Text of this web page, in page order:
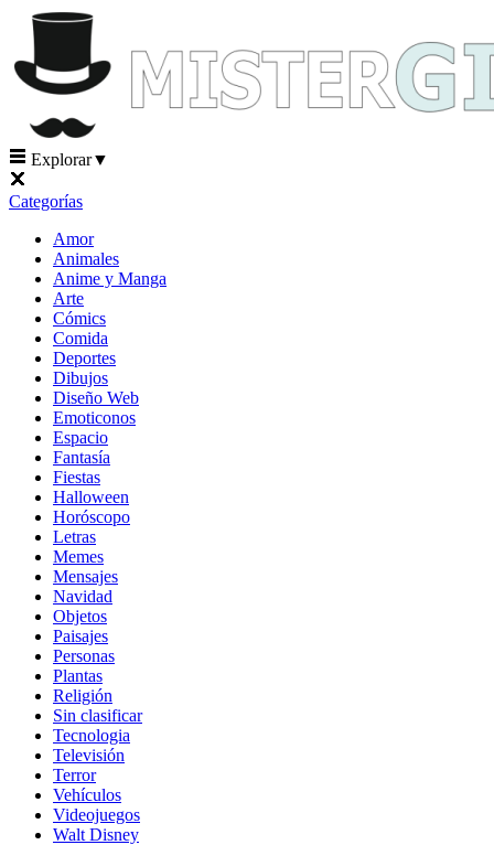
Explorar▼
Categorías
Amor
Animales
Anime y Manga
Arte
Cómics
Comida
Deportes
Dibujos
Diseño Web
Emoticonos
Espacio
Fantasía
Fiestas
Halloween
Horóscopo
Letras
Memes
Mensajes
Navidad
Objetos
Paisajes
Personas
Plantas
Religión
Sin clasificar
Tecnologia
Televisión
Terror
Vehículos
Videojuegos
Walt Disney